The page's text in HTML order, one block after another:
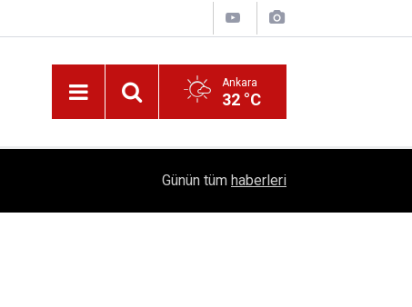
Ankara
32 °C
1504 Kep, Tek Bir Hedef: Bilim Kenti Çubuk
Günün tüm haberleri